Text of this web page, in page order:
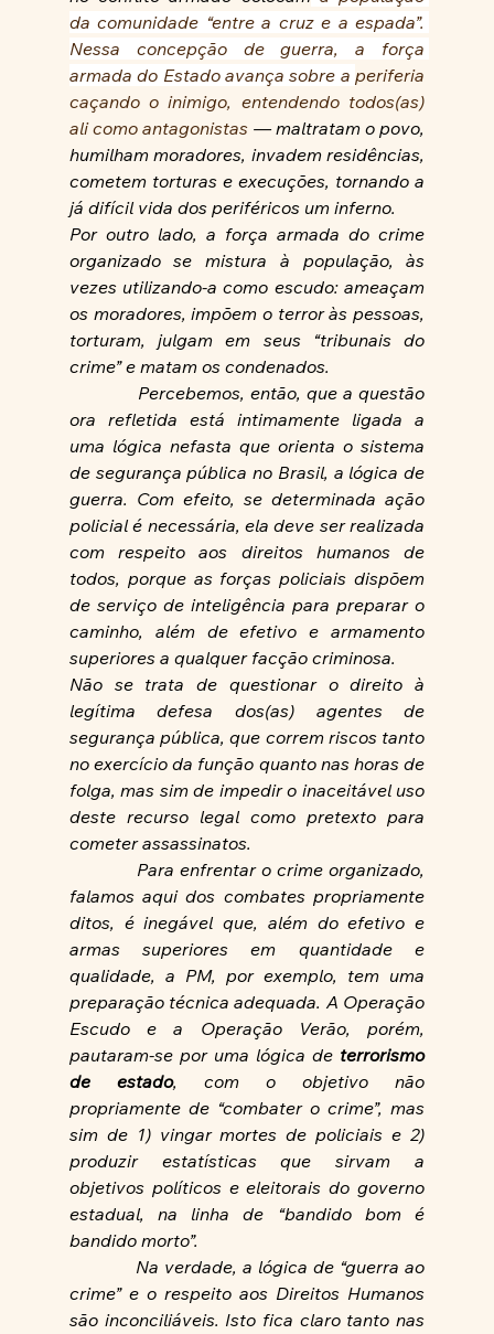
da comunidade “entre a cruz e a espada”.
Nessa concepção de guerra, a força
armada do Estado avança sobre a periferia
caçando o inimigo, entendendo todos(as)
ali como antagonistas — maltratam o povo,
humilham moradores, invadem residências,
cometem torturas e execuções, tornando a
já difícil vida dos periféricos um inferno.
Por outro lado, a força armada do crime
organizado se mistura à população, às
vezes utilizando-a como escudo: ameaçam
os moradores, impõem o terror às pessoas,
torturam, julgam em seus “tribunais do
crime” e matam os condenados.
Percebemos, então, que a questão
ora refletida está intimamente ligada a
uma lógica nefasta que orienta o sistema
de segurança pública no Brasil, a lógica de
guerra. Com efeito, se determinada ação
policial é necessária, ela deve ser realizada
com respeito aos direitos humanos de
todos, porque as forças policiais dispõem
de serviço de inteligência para preparar o
caminho, além de efetivo e armamento
superiores a qualquer facção criminosa.
Não se trata de questionar o direito à
legítima defesa dos(as) agentes de
segurança pública, que correm riscos tanto
no exercício da função quanto nas horas de
folga, mas sim de impedir o inaceitável uso
deste recurso legal como pretexto para
cometer assassinatos.
Para enfrentar o crime organizado,
falamos aqui dos combates propriamente
ditos, é inegável que, além do efetivo e
armas superiores em quantidade e
qualidade, a PM, por exemplo, tem uma
preparação técnica adequada. A Operação
Escudo e a Operação Verão, porém,
pautaram-se por uma lógica de terrorismo
de estado, com o objetivo não
propriamente de “combater o crime”, mas
sim de 1) vingar mortes de policiais e 2)
produzir estatísticas que sirvam a
objetivos políticos e eleitorais do governo
estadual, na linha de “bandido bom é
bandido morto”.
Na verdade, a lógica de “guerra ao
crime” e o respeito aos Direitos Humanos
são inconciliáveis. Isto fica claro tanto nas